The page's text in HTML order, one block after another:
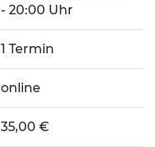
- 20:00 Uhr
1 Termin
online
35,00 €